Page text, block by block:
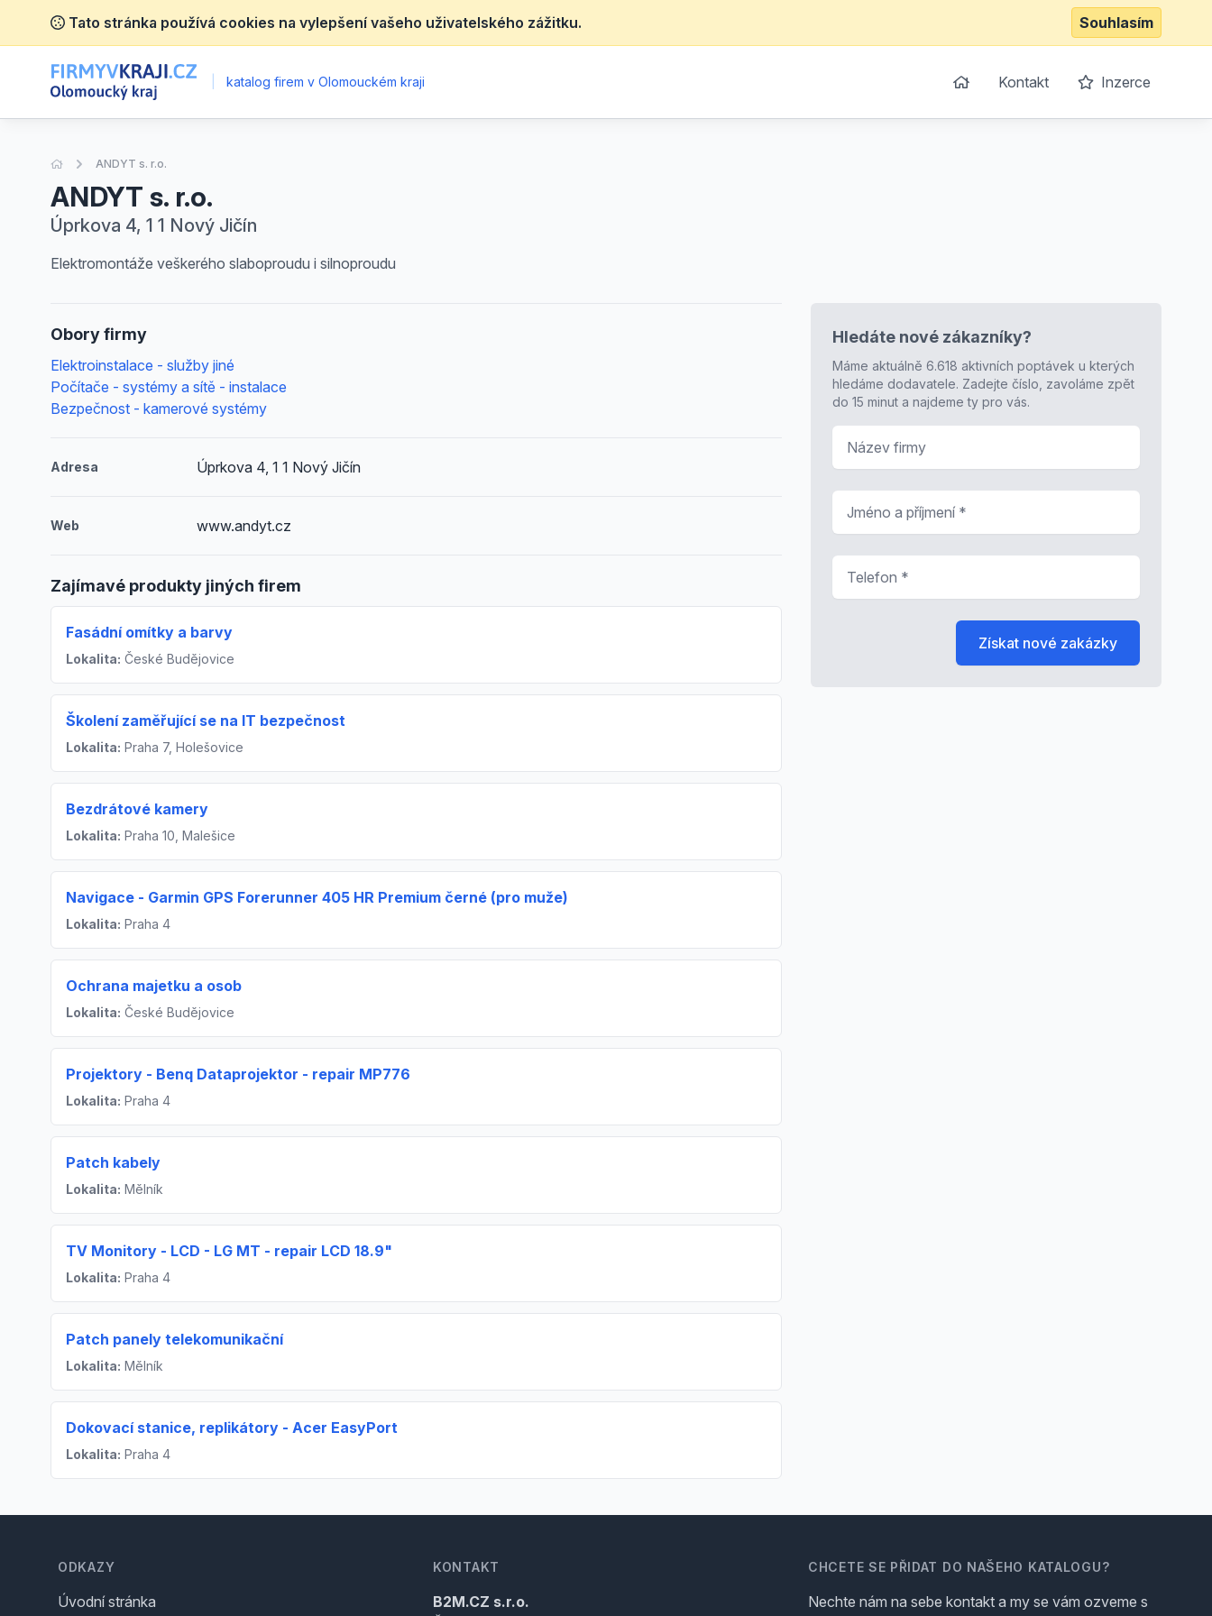
Tato stránka používá cookies na vylepšení vašeho uživatelského zážitku. Souhlasím
katalog firem v Olomouckém kraji Kontakt Inzerce
Úvodní stránka
ANDYT s. r.o.
ANDYT s. r.o.
Úprkova 4, 1 1 Nový Jičín
Elektromontáže veškerého slaboproudu i silnoproudu
Obory firmy
Elektroinstalace - služby jiné
Počítače - systémy a sítě - instalace
Bezpečnost - kamerové systémy
Adresa Úprkova 4, 1 1 Nový Jičín
Web www.andyt.cz
Zajímavé produkty jiných firem
Fasádní omítky a barvy
Lokalita: České Budějovice
Školení zaměřující se na IT bezpečnost
Lokalita: Praha 7, Holešovice
Bezdrátové kamery
Lokalita: Praha 10, Malešice
Navigace - Garmin GPS Forerunner 405 HR Premium černé (pro muže)
Lokalita: Praha 4
Ochrana majetku a osob
Lokalita: České Budějovice
Projektory - Benq Dataprojektor - repair MP776
Lokalita: Praha 4
Patch kabely
Lokalita: Mělník
TV Monitory - LCD - LG MT - repair LCD 18.9"
Lokalita: Praha 4
Patch panely telekomunikační
Lokalita: Mělník
Dokovací stanice, replikátory - Acer EasyPort
Lokalita: Praha 4
Hledáte nové zákazníky?
Máme aktuálně 6.618 aktivních poptávek u kterých
hledáme dodavatele. Zadejte číslo, zavoláme zpět
do 15 minut a najdeme ty pro vás.
Získat nové zakázky
ODKAZY
Úvodní stránka
KONTAKT
B2M.CZ s.r.o.
CHCETE SE PŘIDAT DO NAŠEHO KATALOGU?
Nechte nám na sebe kontakt a my se vám ozveme s